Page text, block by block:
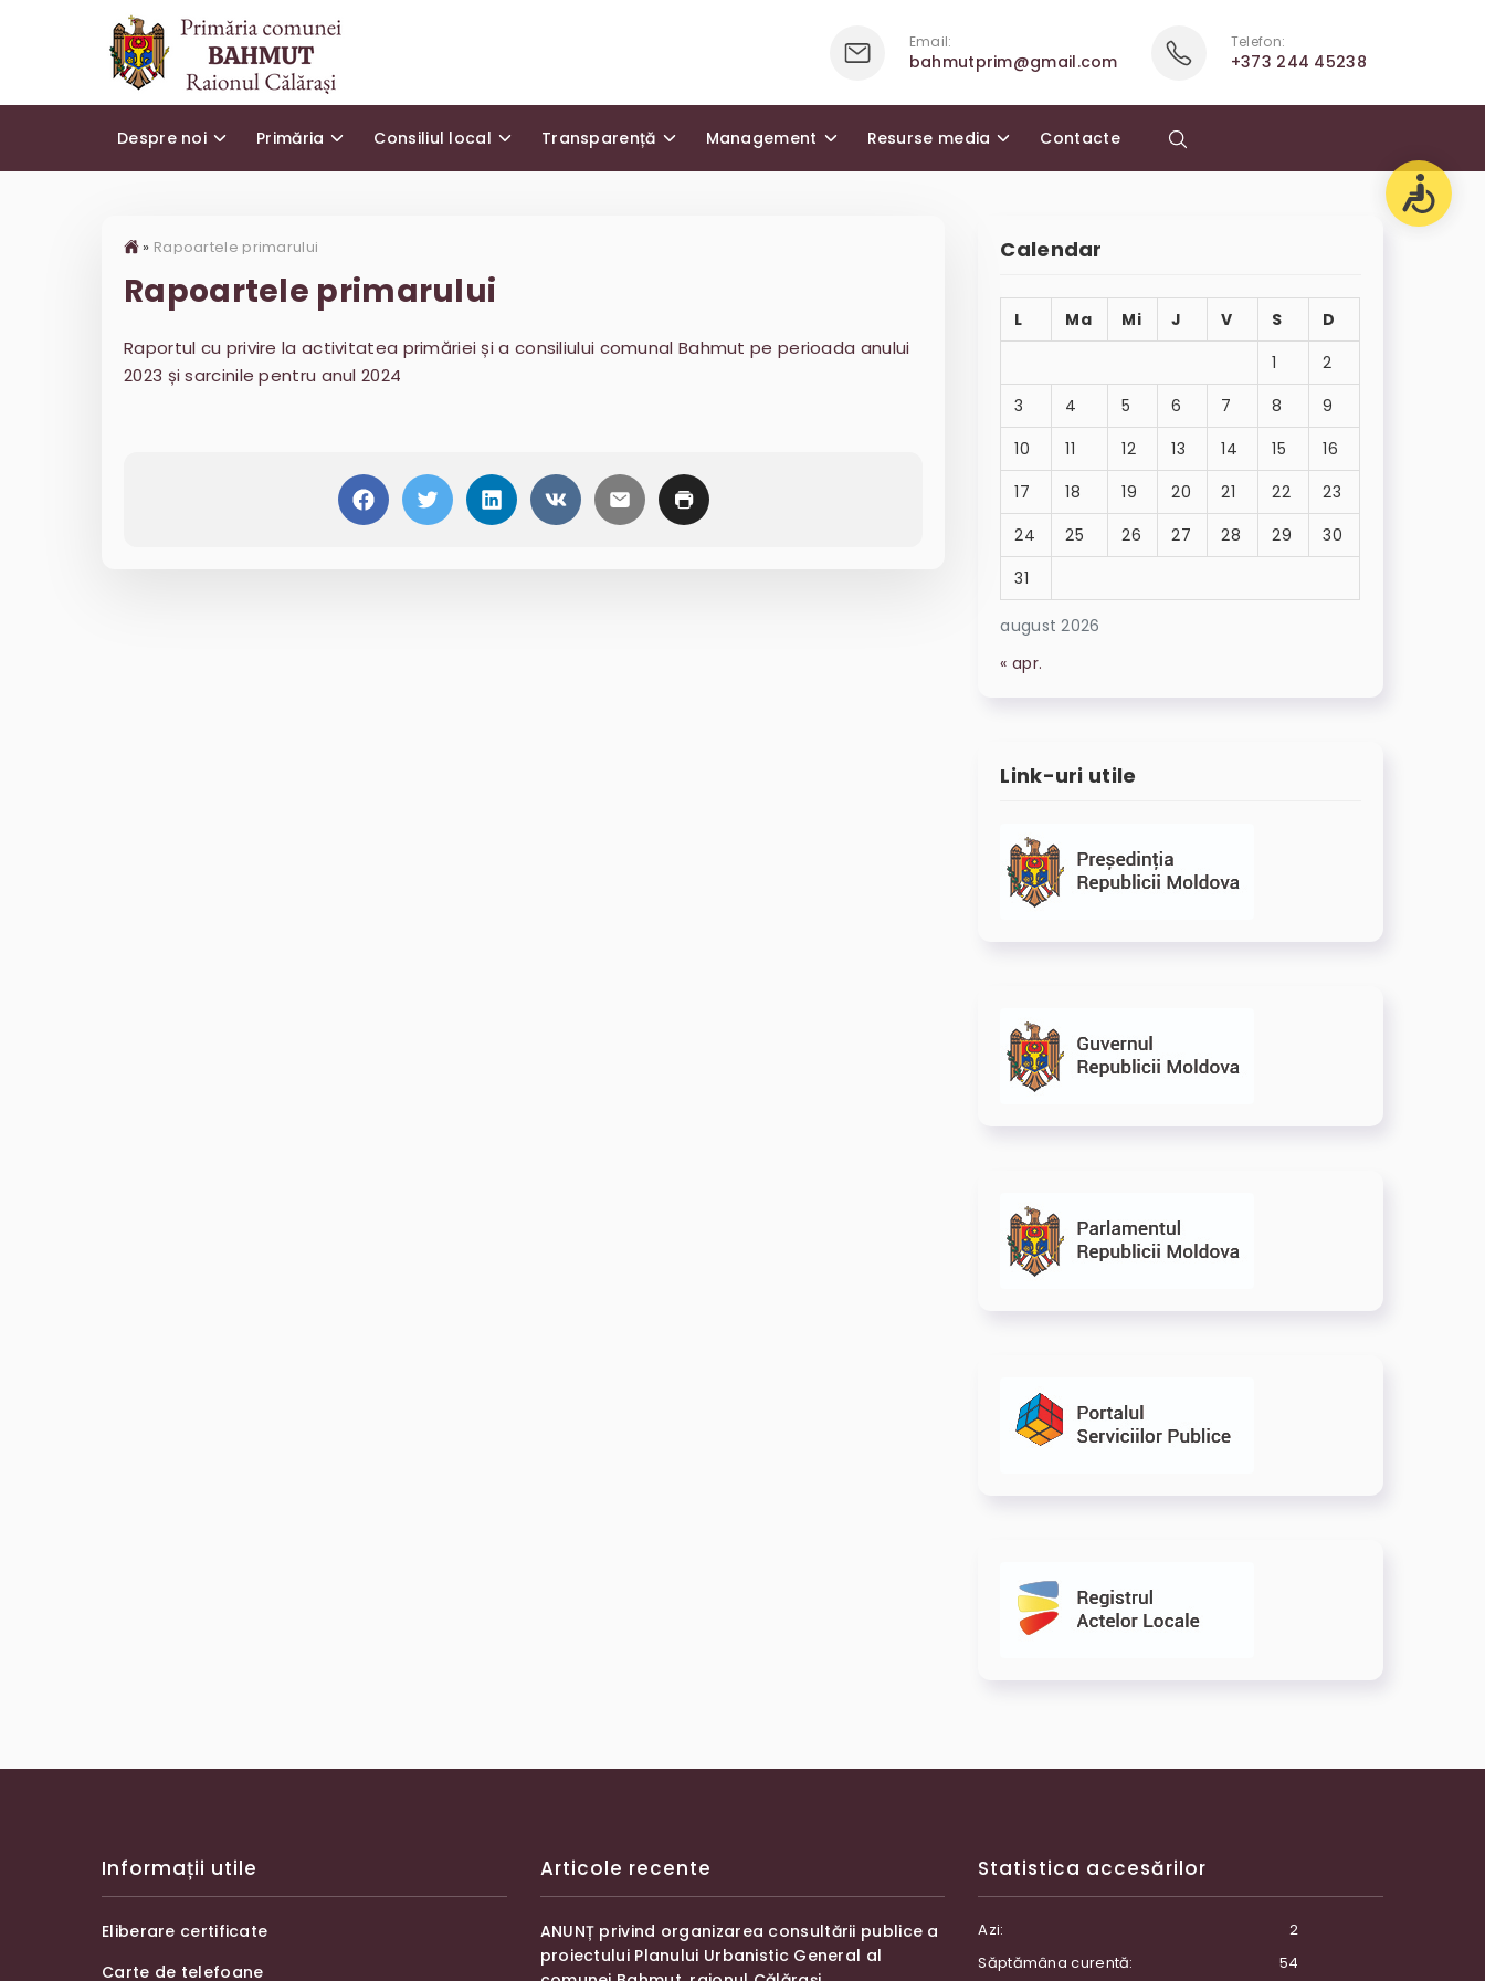
Email:
bahmutprim@gmail.com
Telefon:
+373 244 45238
Despre noi Primăria Consiliul local Transparență Management Resurse media Contacte
» Rapoartele primarului
Rapoartele primarului
Raportul cu privire la activitatea primăriei și a consiliului comunal Bahmut pe perioada anului
2023 și sarcinile pentru anul 2024
Calendar
august 2026
L Ma Mi J V S
D
1
2
3
4 5 6 7 8
9
10
11 12 13 14 15
16
17
18 19 20 21 22
23
24
25 26 27 28 29
30
31
« apr.
Link-uri utile
Informații utile
Eliberare certificate
Carte de telefoane
Articole recente
ANUNȚ privind organizarea consultării publice a
proiectului Planului Urbanistic General al
Statistica accesărilor
Azi:
2
Săptămâna curentă:
54